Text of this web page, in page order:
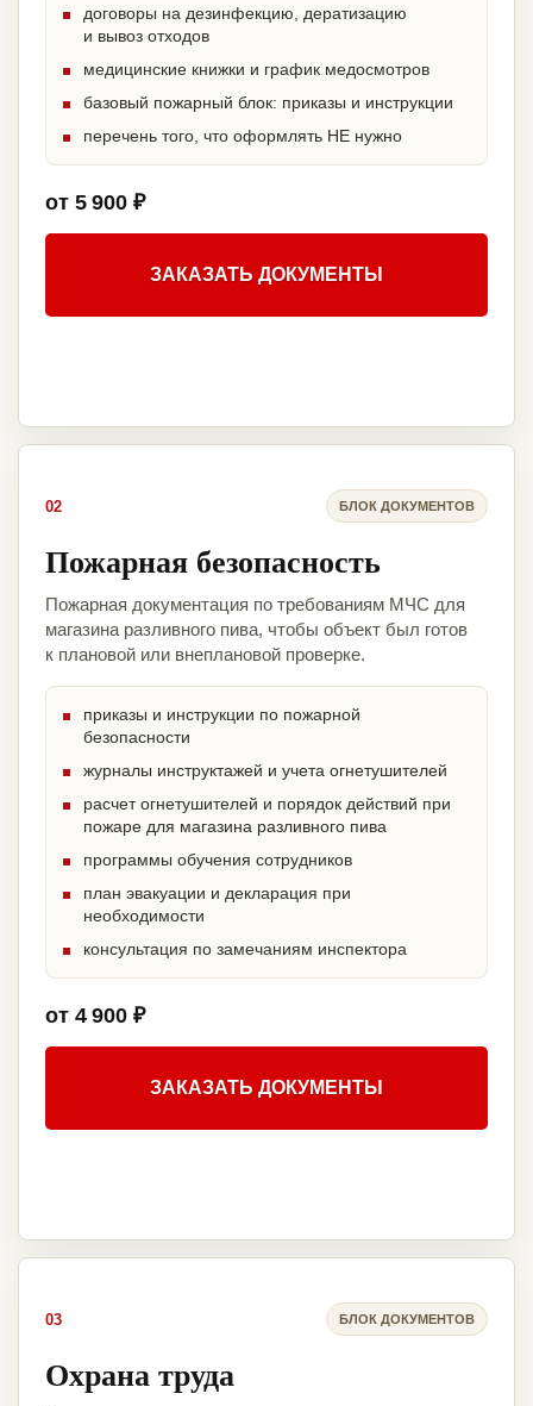
договоры на дезинфекцию, дератизацию
и вывоз отходов
медицинские книжки и график медосмотров
базовый пожарный блок: приказы и инструкции
перечень того, что оформлять НЕ нужно
от 5 900 ₽
ЗАКАЗАТЬ ДОКУМЕНТЫ
02 БЛОК ДОКУМЕНТОВ
Пожарная безопасность
Пожарная документация по требованиям МЧС для
магазина разливного пива, чтобы объект был готов
к плановой или внеплановой проверке.
приказы и инструкции по пожарной
безопасности
журналы инструктажей и учета огнетушителей
расчет огнетушителей и порядок действий при
пожаре для магазина разливного пива
программы обучения сотрудников
план эвакуации и декларация при
необходимости
консультация по замечаниям инспектора
от 4 900 ₽
ЗАКАЗАТЬ ДОКУМЕНТЫ
03 БЛОК ДОКУМЕНТОВ
Охрана труда